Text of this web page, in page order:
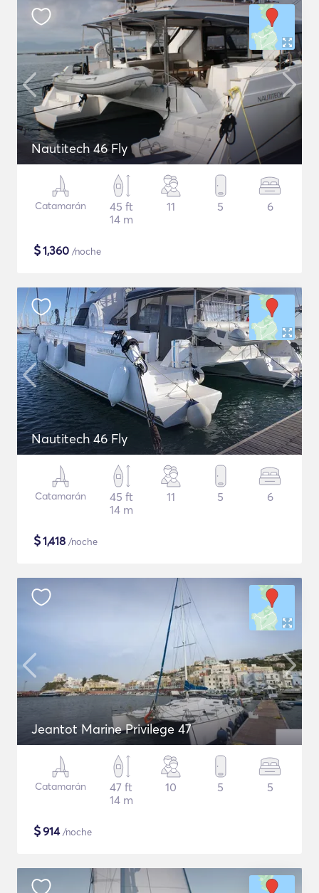
Nautitech 46 Fly
Catamarán
45 ft
14 m
11 5 6
$1,360 /noche
Nautitech 46 Fly
Catamarán
45 ft
14 m
11 5 6
$1,418 /noche
Jeantot Marine Privilege 47
Catamarán
47 ft
14 m
10 5 5
$914/noche